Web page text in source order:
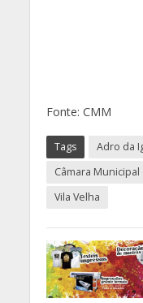
Fonte: CMM
Tags
Adro da
Câmara
Vila Velha